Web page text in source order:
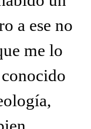
a ese no
me lo